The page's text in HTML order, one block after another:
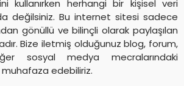
kullanırken herhangi bir kişisel veri
değilsiniz. Bu internet sitesi sadece
gönüllü ve bilinçli olarak paylaşılan
Bize iletmiş olduğunuz blog, forum,
sosyal medya mecralarındaki
muhafaza edebiliriz.